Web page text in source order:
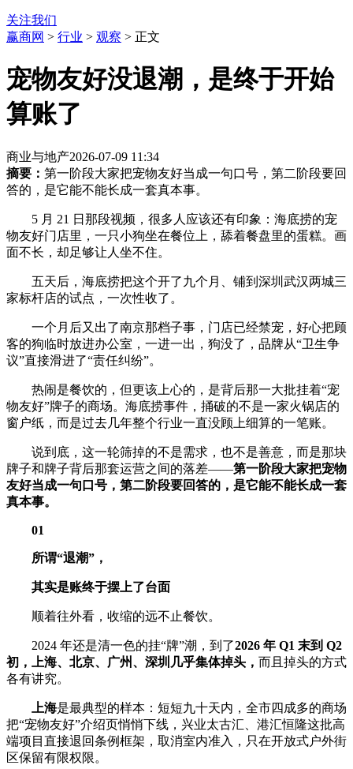
关注我们
赢商网 > 行业 > 观察 > 正文
宠物友好没退潮，是终于开始
算账了
商业与地产2026-07-09 11:34
摘要： 第一阶段大家把宠物友好当成一句口号，第二阶段要回
答的，是它能不能长成一套真本事。
5 月 21 日那段视频，很多人应该还有印象：海底捞的宠
物友好门店里，一只小狗坐在餐位上，舔着餐盘里的蛋糕。画
面不长，却足够让人坐不住。
五天后，海底捞把这个开了九个月、铺到深圳武汉两城三
家标杆店的试点，一次性收了。
一个月后又出了南京那档子事，门店已经禁宠，好心把顾
客的狗临时放进办公室，一进一出，狗没了，品牌从“卫生争
议”直接滑进了“责任纠纷”。
热闹是餐饮的，但更该上心的，是背后那一大批挂着“宠
物友好”牌子的商场。海底捞事件，捅破的不是一家火锅店的
窗户纸，而是过去几年整个行业一直没顾上细算的一笔账。
说到底，这一轮筛掉的不是需求，也不是善意，而是那块
牌子和牌子背后那套运营之间的落差——第一阶段大家把宠物
友好当成一句口号，第二阶段要回答的，是它能不能长成一套
真本事。
01
所谓“退潮”，
其实是账终于摆上了台面
顺着往外看，收缩的远不止餐饮。
2024 年还是清一色的挂“牌”潮，到了2026 年 Q1 末到 Q2
初，上海、北京、广州、深圳几乎集体掉头， 而且掉头的方式
各有讲究。
上海是最典型的样本：短短九十天内，全市四成多的商场
把“宠物友好”介绍页悄悄下线，兴业太古汇、港汇恒隆这批高
端项目直接退回条例框架，取消室内准入，只在开放式户外街
区保留有限权限。